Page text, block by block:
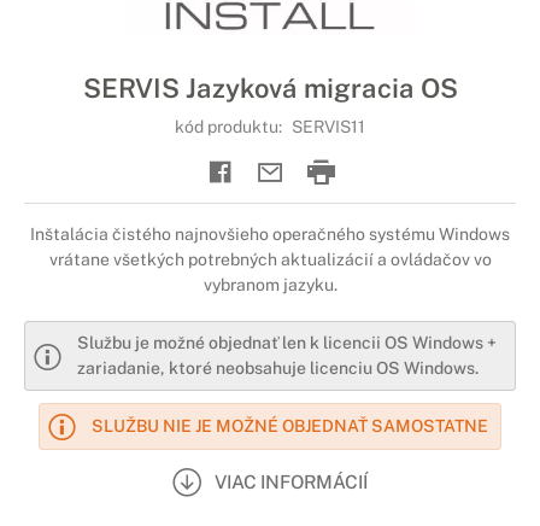
SERVIS Jazyková migracia OS
kód produktu: SERVIS11
Inštalácia čistého najnovšieho operačného systému Windows
vrátane všetkých potrebných aktualizácií a ovládačov vo
vybranom jazyku.
Službu je možné objednať len k licencii OS Windows +
zariadanie, ktoré neobsahuje licenciu OS Windows.
SLUŽBU NIE JE MOŽNÉ OBJEDNAŤ SAMOSTATNE
VIAC INFORMÁCIÍ